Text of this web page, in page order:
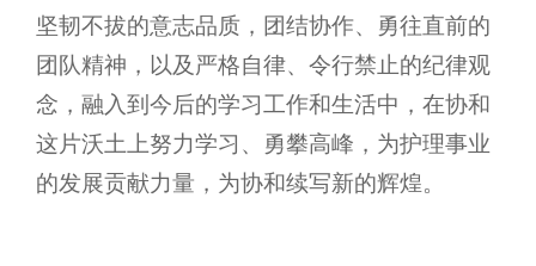
坚韧不拔的意志品质，团结协作、勇往直前的
团队精神，以及严格自律、令行禁止的纪律观
念，融入到今后的学习工作和生活中，在协和
这片沃土上努力学习、勇攀高峰，为护理事业
的发展贡献力量，为协和续写新的辉煌。